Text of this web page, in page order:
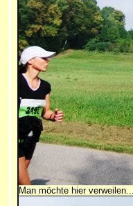
Man möchte hier verweilen...